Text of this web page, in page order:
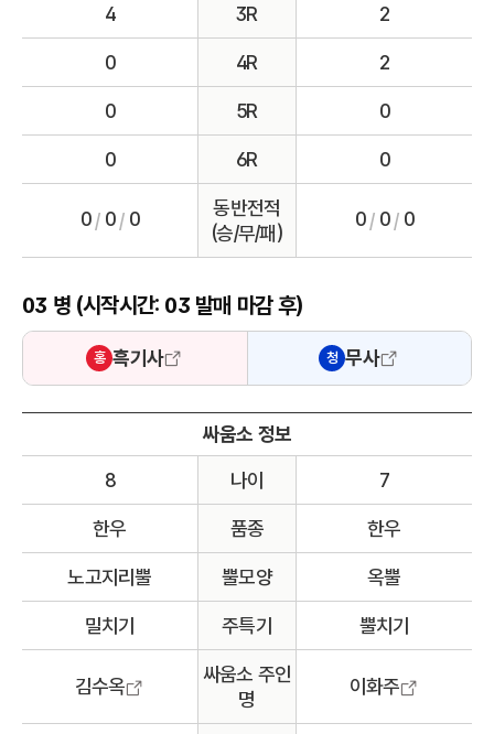
3R
4 2
4R
0 2
5R
0 0
6R
0 0
동반전적
(승/무/패)
0/0/0 0/0/0
03 병 (시작시간: 03 발매 마감 후)
홍 흑기사 청 무사
싸움소 정보
나이
8 7
품종
한우 한우
뿔모양
노고지리뿔 옥뿔
주특기
밀치기 뿔치기
싸움소 주인
명
김수옥 이화주